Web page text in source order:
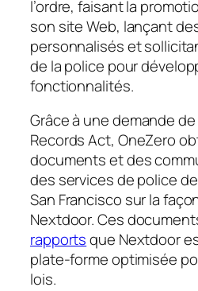
l’ordre, faisant la
son site Web, lançant
personnalisés et
de la police pour
fonctionnalités.
Grâce à une demande
Records Act, OneZero
documents et des
des services de police
San Francisco sur la
Nextdoor. Ces
rapportsque Nextdoor
plate-forme optimisée
lois.